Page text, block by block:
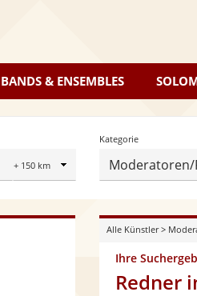
BANDS & ENSEMBLES
Ort
Events
festlegen
Kategorie
Moderatoren/
Alle Künstler>
Ihre
Redner